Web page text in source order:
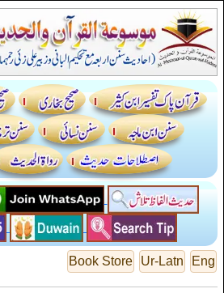
Eng
Ur-Latn
Book Store